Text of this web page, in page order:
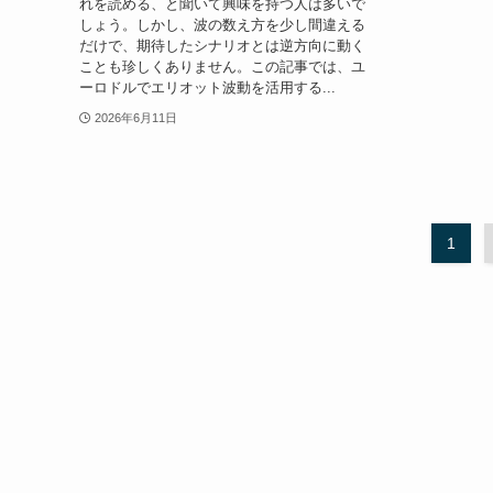
れを読める、と聞いて興味を持つ人は多いで
しょう。しかし、波の数え方を少し間違える
だけで、期待したシナリオとは逆方向に動く
ことも珍しくありません。この記事では、ユ
ーロドルでエリオット波動を活用する...
2026年6月11日
1